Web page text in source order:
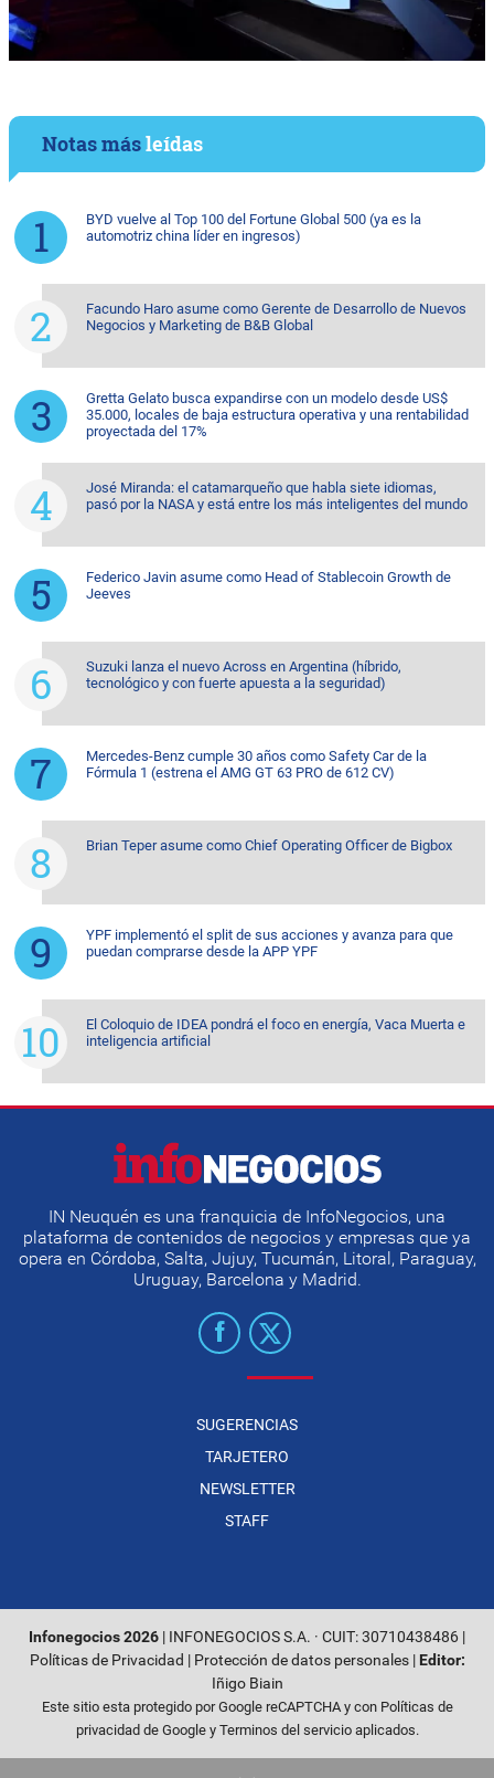
Notas másleídas
BYD vuelve al Top 100 del Fortune Global 500 (ya es la
automotriz china líder en ingresos)
Facundo Haro asume como Gerente de Desarrollo de Nuevos
Negocios y Marketing de B&B Global
Gretta Gelato busca expandirse con un modelo desde US$
35.000, locales de baja estructura operativa y una rentabilidad
proyectada del 17%
José Miranda: el catamarqueño que habla siete idiomas,
pasó por la NASA y está entre los más inteligentes del mundo
Federico Javin asume como Head of Stablecoin Growth de
Jeeves
Suzuki lanza el nuevo Across en Argentina (híbrido,
tecnológico y con fuerte apuesta a la seguridad)
Mercedes-Benz cumple 30 años como Safety Car de la
Fórmula 1 (estrena el AMG GT 63 PRO de 612 CV)
Brian Teper asume como Chief Operating Officer de Bigbox
YPF implementó el split de sus acciones y avanza para que
puedan comprarse desde la APP YPF
El Coloquio de IDEA pondrá el foco en energía, Vaca Muerta e
inteligencia artificial
IN Neuquén es una franquicia de InfoNegocios, una
plataforma de contenidos de negocios y empresas que ya
opera en Córdoba, Salta, Jujuy, Tucumán, Litoral, Paraguay,
Uruguay, Barcelona y Madrid.
SUGERENCIAS
TARJETERO
NEWSLETTER
STAFF
Infonegocios 2026 | INFONEGOCIOS S.A. · CUIT: 30710438486 |
Políticas de Privacidad | Protección de datos personales| Editor:
Iñigo Biain
Este sitio esta protegido por Google reCAPTCHA y con Políticas de
privacidad de Googley Terminos del servicioaplicados.